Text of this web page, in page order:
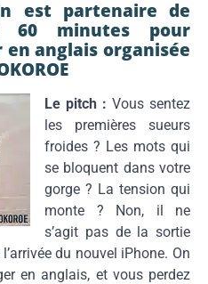
est partenaire de
60 minutes pour
anglais organisée
Le pitch : Vous sentez
les premières sueurs
froides ? Les mots qui
se bloquent dans votre
gorge ? La tension qui
monte ? Non, il ne
s’agit pas de la sortie
du nouvel iPhone. On
en anglais, et vous perdez